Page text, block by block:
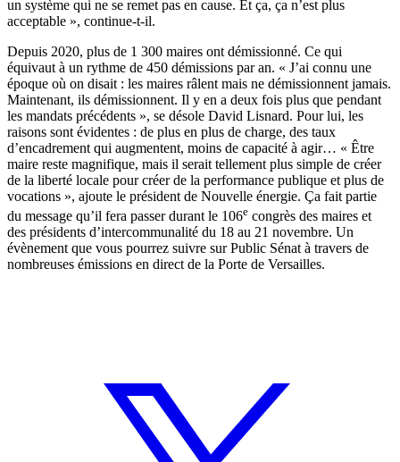
un système qui ne se remet pas en cause. Et ça, ça n’est plus
acceptable », continue-t-il.
Depuis 2020, plus de 1 300 maires ont démissionné. Ce qui
équivaut à un rythme de 450 démissions par an. « J’ai connu une
époque où on disait : les maires râlent mais ne démissionnent jamais.
Maintenant, ils démissionnent. Il y en a deux fois plus que pendant
les mandats précédents », se désole David Lisnard. Pour lui, les
raisons sont évidentes : de plus en plus de charge, des taux
d’encadrement qui augmentent, moins de capacité à agir… « Être
maire reste magnifique, mais il serait tellement plus simple de créer
de la liberté locale pour créer de la performance publique et plus de
vocations », ajoute le président de Nouvelle énergie. Ça fait partie
du message qu’il fera passer durant le 106e congrès des maires et
des présidents d’intercommunalité du 18 au 21 novembre. Un
évènement que vous pourrez suivre sur Public Sénat à travers de
nombreuses émissions en direct de la Porte de Versailles.